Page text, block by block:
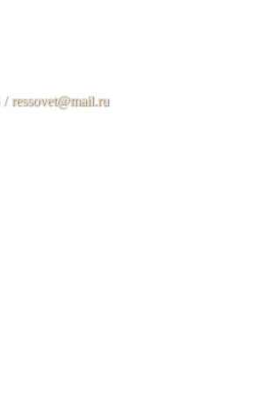
/ ressovet@mail.ru